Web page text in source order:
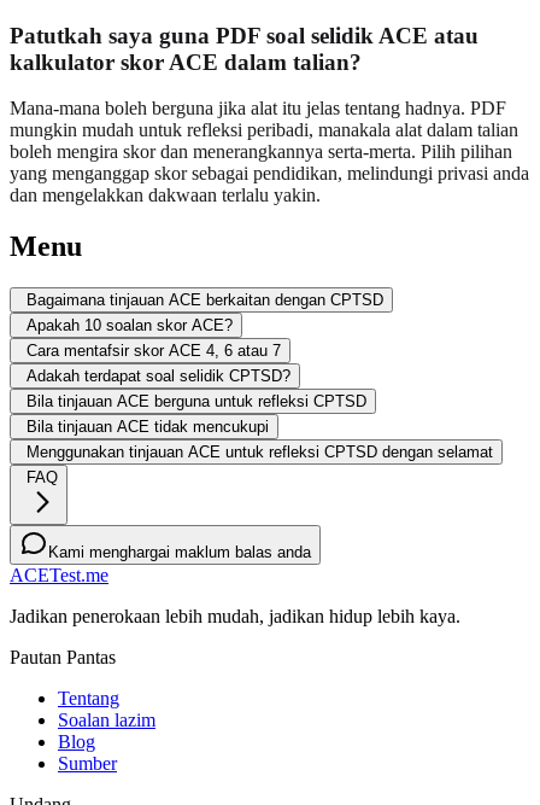
Patutkah saya guna PDF soal selidik ACE atau
kalkulator skor ACE dalam talian?
Mana-mana boleh berguna jika alat itu jelas tentang hadnya. PDF
mungkin mudah untuk refleksi peribadi, manakala alat dalam talian
boleh mengira skor dan menerangkannya serta-merta. Pilih pilihan
yang menganggap skor sebagai pendidikan, melindungi privasi anda
dan mengelakkan dakwaan terlalu yakin.
Menu
Bagaimana tinjauan ACE berkaitan dengan CPTSD
Apakah 10 soalan skor ACE?
Cara mentafsir skor ACE 4, 6 atau 7
Adakah terdapat soal selidik CPTSD?
Bila tinjauan ACE berguna untuk refleksi CPTSD
Bila tinjauan ACE tidak mencukupi
Menggunakan tinjauan ACE untuk refleksi CPTSD dengan selamat
FAQ
Kami menghargai maklum balas anda
ACETest.me
Jadikan penerokaan lebih mudah, jadikan hidup lebih kaya.
Pautan Pantas
Tentang
Soalan lazim
Blog
Sumber